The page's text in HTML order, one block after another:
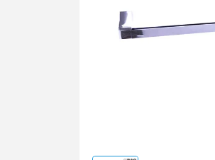
Lavabo tủ - Lavabo kính